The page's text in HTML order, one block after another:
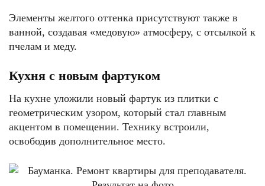
Элементы желтого оттенка присутствуют также в
ванной, создавая «медовую» атмосферу, с отсылкой к
пчелам и меду.
Кухня с новым фартуком
На кухне уложили новый фартук из плитки с
геометрическим узором, который стал главным
акцентом в помещении. Технику встроили,
освободив дополнительное место.